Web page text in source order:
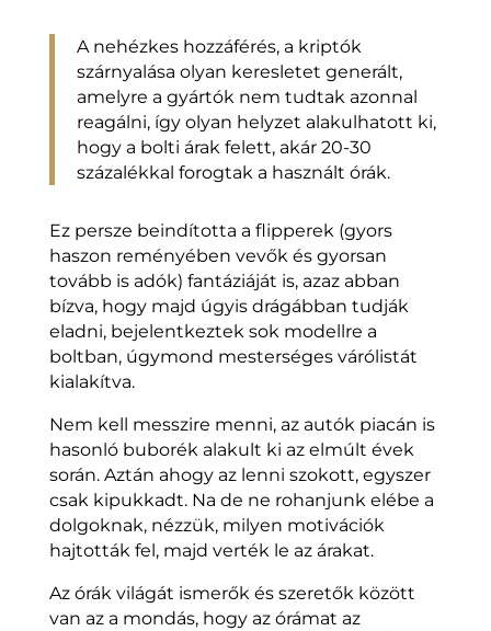
A nehézkes hozzáférés, a kriptók
szárnyalása olyan keresletet generált,
amelyre a gyártók nem tudtak azonnal
reagálni, így olyan helyzet alakulhatott ki,
hogy a bolti árak felett, akár 20-30
százalékkal forogtak a használt órák.
Ez persze beindította a flipperek (gyors
haszon reményében vevők és gyorsan
tovább is adók) fantáziáját is, azaz abban
bízva, hogy majd úgyis drágábban tudják
eladni, bejelentkeztek sok modellre a
boltban, úgymond mesterséges várólistát
kialakítva.
Nem kell messzire menni, az autók piacán is
hasonló buborék alakult ki az elmúlt évek
során. Aztán ahogy az lenni szokott, egyszer
csak kipukkadt. Na de ne rohanjunk elébe a
dolgoknak, nézzük, milyen motivációk
hajtották fel, majd verték le az árakat.
Az órák világát ismerők és szeretők között
van az a mondás, hogy az órámat az